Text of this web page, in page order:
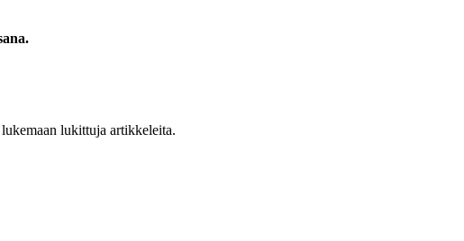
lukittuja artikkeleita.